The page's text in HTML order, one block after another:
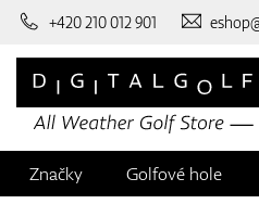
+420 210 012 901
Značky Golfové hole